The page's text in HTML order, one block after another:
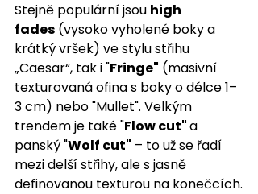
Stejně populární jsou high
fades (vysoko vyholené boky a
krátký vršek) ve stylu střihu
„Caesar“, tak i "Fringe" (masivní
texturovaná ofina s boky o délce 1–
3 cm) nebo "Mullet". Velkým
trendem je také "Flow cut" a
panský "Wolf cut" – to už se řadí
mezi delší střihy, ale s jasně
definovanou texturou na konečcích.